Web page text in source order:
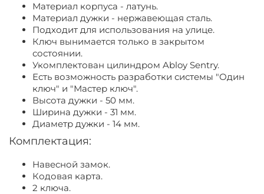
Материал корпуса - латунь.
Материал дужки - нержавеющая сталь.
Подходит для использования на улице.
Ключ вынимается только в закрытом
состоянии.
Укомплектован цилиндром Abloy Sentry.
Есть возможность разработки системы "Один
ключ" и "Мастер ключ".
Высота дужки - 50 мм.
Ширина дужки - 31 мм.
Диаметр дужки - 14 мм.
Комплектация:
Навесной замок.
Кодовая карта.
2 ключа.